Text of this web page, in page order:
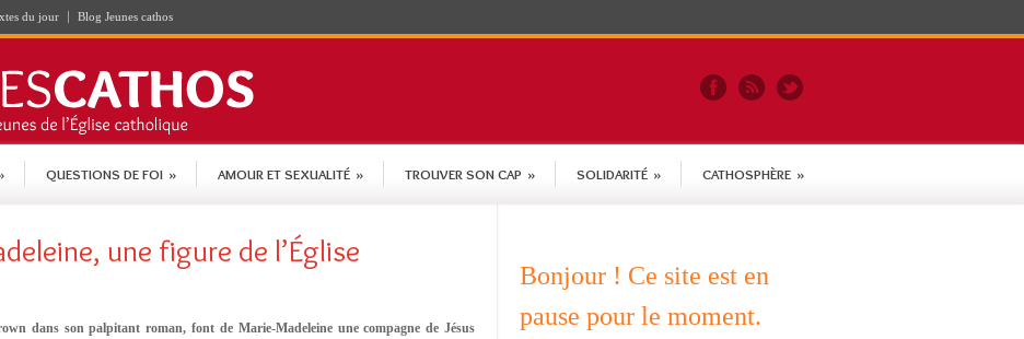
du jour Blog Jeunes cathos
QUESTIONS DE FOI » AMOUR ET SEXUALITÉ » TROUVER SON CAP » SOLIDARITÉ » CATHOSPHÈRE »
une figure de l’Église
dans son palpitant roman, font de Marie-Madeleine une compagne de Jésus
Bonjour ! Ce site est en
pause pour le moment.